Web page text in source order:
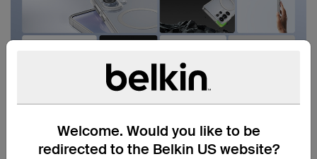
Welcome. Would you like to be
redirected to the Belkin US website?